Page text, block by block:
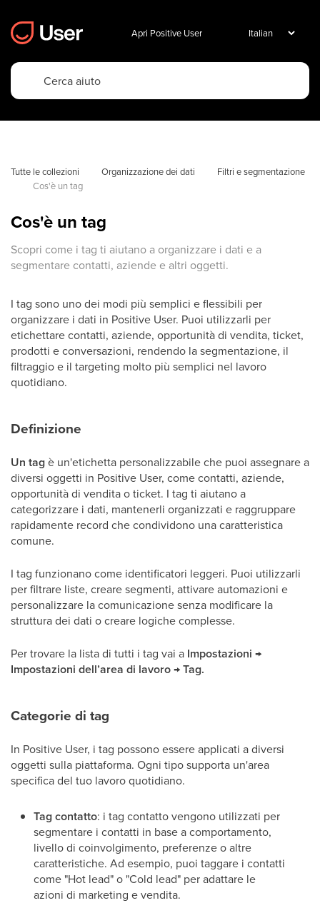
Apri Positive User
Tutte le collezioni Organizzazione dei dati
Filtri e segmentazione
Cos'è un tag
Cos'è un tag
Scopri come i tag ti aiutano a organizzare i dati e a
segmentare contatti, aziende e altri oggetti.
I tag sono uno dei modi più semplici e flessibili per
organizzare i dati in Positive User. Puoi utilizzarli per
etichettare contatti, aziende, opportunità di vendita, ticket,
prodotti e conversazioni, rendendo la segmentazione, il
filtraggio e il targeting molto più semplici nel lavoro
quotidiano.
Definizione
Un tagè un'etichetta personalizzabile che puoi assegnare a
diversi oggetti in Positive User, come contatti, aziende,
opportunità di vendita o ticket. I tag ti aiutano a
categorizzare i dati, mantenerli organizzati e raggruppare
rapidamente record che condividono una caratteristica
comune.
I tag funzionano come identificatori leggeri. Puoi utilizzarli
per filtrare liste, creare segmenti, attivare automazioni e
personalizzare la comunicazione senza modificare la
struttura dei dati o creare logiche complesse.
Per trovare la lista di tutti i tag vai a Impostazioni →
Impostazioni dell’area di lavoro → Tag.
Categorie di tag
In Positive User, i tag possono essere applicati a diversi
oggetti sulla piattaforma. Ogni tipo supporta un'area
specifica del tuo lavoro quotidiano.
Tag contatto: i tag contatto vengono utilizzati per
segmentare i contatti in base a comportamento,
livello di coinvolgimento, preferenze o altre
caratteristiche. Ad esempio, puoi taggare i contatti
come "Hot lead" o "Cold lead" per adattare le
azioni di marketing e vendita.